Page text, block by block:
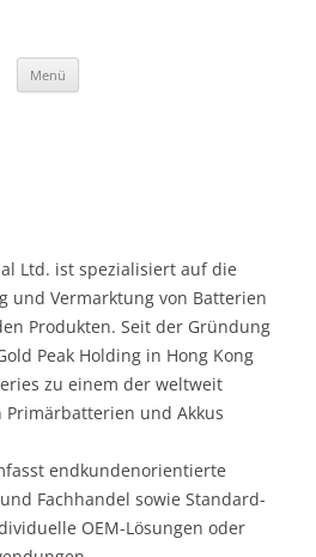
Menü
Ltd. ist spezialisiert auf die
und Vermarktung von Batterien
Produkten. Seit der Gründung
Peak Holding in Hong Kong
zu einem der weltweit
und Akkus
endkundenorientierte
Fachhandel sowie Standard-
OEM-Lösungen oder